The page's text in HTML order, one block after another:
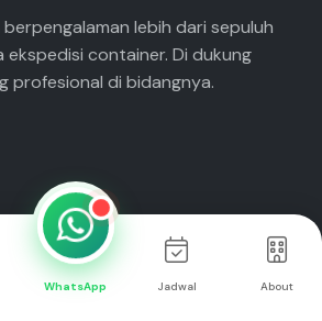
WhatsApp Jadwal About
lebih dari sepuluh
ekspedisi container. Di dukung
profesional di bidangnya.